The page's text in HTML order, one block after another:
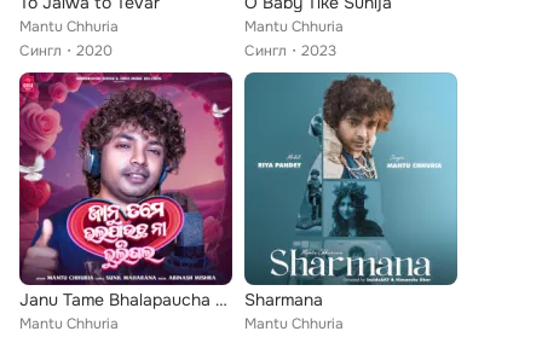
Mantu Chhuria
Сингл
2020
Mantu Chhuria
Сингл
2023
Janu Tame Bhalapaucha Na Bhuligala
Mantu Chhuria
Sharmana
Mantu Chhuria